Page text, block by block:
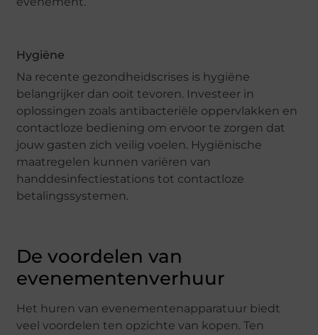
Hygiëne
Na recente gezondheidscrises is hygiëne
belangrijker dan ooit tevoren. Investeer in
oplossingen zoals antibacteriële oppervlakken en
contactloze bediening om ervoor te zorgen dat
jouw gasten zich veilig voelen. Hygiënische
maatregelen kunnen variëren van
handdesinfectiestations tot contactloze
betalingssystemen.
De voordelen van
evenementenverhuur
Het huren van evenementenapparatuur biedt
veel voordelen ten opzichte van kopen. Ten